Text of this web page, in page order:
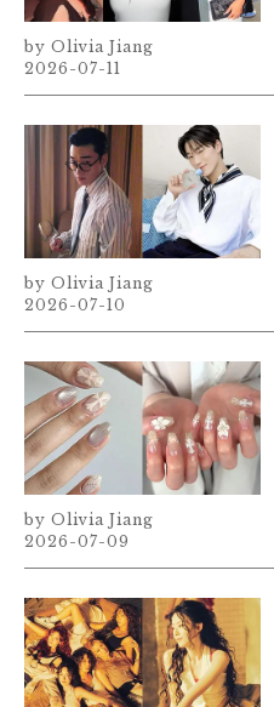
Olivia Jiang
2026-07-11
Olivia Jiang
2026-07-10
Olivia Jiang
2026-07-09